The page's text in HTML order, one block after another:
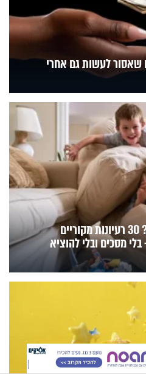
חברים? 3 דברים שאסור לעשות גם אחרי
"משעמם לי" בחופש הגדול? 30 רעיונות מקוריים
מסכים ובלי להוציא